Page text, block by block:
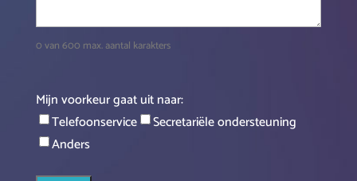
0 van 600 max. aantal karakters
Mijn voorkeur gaat uit naar:
Telefoonservice
Secretariële ondersteuning
Anders